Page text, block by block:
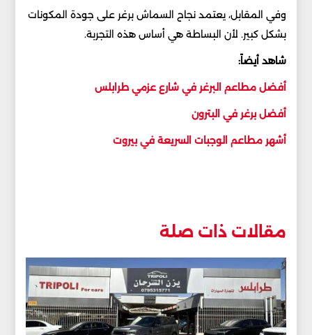
وفي المقابل، يعتمد نجاح السماش برغر على جودة المكونات
بشكل كبير. لأن البساطة هي أساس هذه التجربة.
شاهد أيضاً:
أفضل مطاعم البرغر في شارع عزمي طرابلس
أفضل برغر في البترون
أشهر مطاعم الوجبات السريعة في بيروت
مقالات ذات صلة